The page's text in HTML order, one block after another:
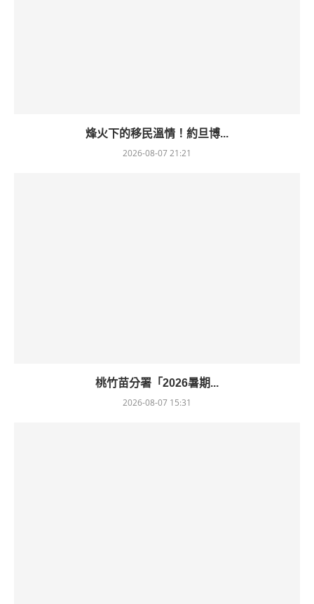
烽火下的移民溫情！約旦博...
2026-08-07 21:21
桃竹苗分署「2026暑期...
2026-08-07 15:31